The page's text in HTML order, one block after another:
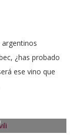
¿has probado
ese vino que